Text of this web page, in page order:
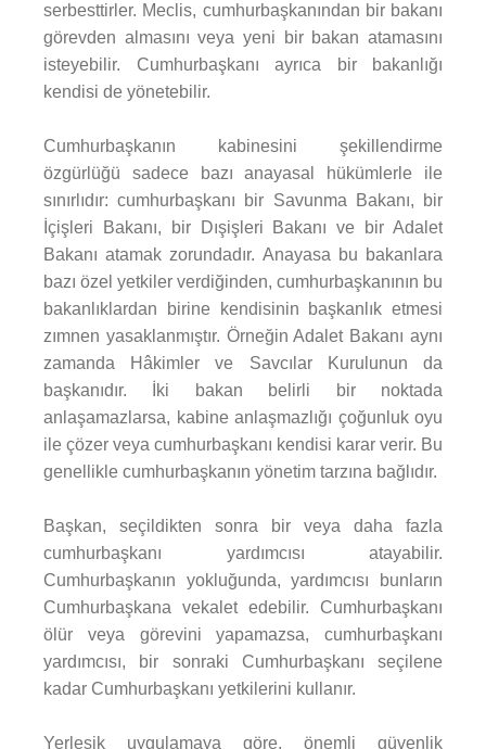
serbesttirler. Meclis, cumhurbaşkanından bir bakanı
görevden almasını veya yeni bir bakan atamasını
isteyebilir. Cumhurbaşkanı ayrıca bir bakanlığı
kendisi de yönetebilir.
Cumhurbaşkanın kabinesini şekillendirme
özgürlüğü sadece bazı anayasal hükümlerle ile
sınırlıdır: cumhurbaşkanı bir Savunma Bakanı, bir
İçişleri Bakanı, bir Dışişleri Bakanı ve bir Adalet
Bakanı atamak zorundadır. Anayasa bu bakanlara
bazı özel yetkiler verdiğinden, cumhurbaşkanının bu
bakanlıklardan birine kendisinin başkanlık etmesi
zımnen yasaklanmıştır. Örneğin Adalet Bakanı aynı
zamanda Hâkimler ve Savcılar Kurulunun da
başkanıdır. İki bakan belirli bir noktada
anlaşamazlarsa, kabine anlaşmazlığı çoğunluk oyu
ile çözer veya cumhurbaşkanı kendisi karar verir. Bu
genellikle cumhurbaşkanın yönetim tarzına bağlıdır.
Başkan, seçildikten sonra bir veya daha fazla
cumhurbaşkanı yardımcısı atayabilir.
Cumhurbaşkanın yokluğunda, yardımcısı bunların
Cumhurbaşkana vekalet edebilir. Cumhurbaşkanı
ölür veya görevini yapamazsa, cumhurbaşkanı
yardımcısı, bir sonraki Cumhurbaşkanı seçilene
kadar Cumhurbaşkanı yetkilerini kullanır.
Yerleşik uygulamaya göre, önemli güvenlik